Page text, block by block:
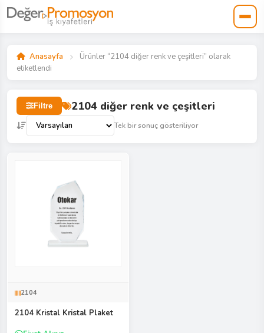
Anasayfa
Ürünler “2104 diğer renk ve çeşitleri” olarak
etiketlendi
Filtre 2104 diğer renk ve çeşitleri
Tek bir sonuç gösteriliyor
2104
2104 Kristal Kristal Plaket